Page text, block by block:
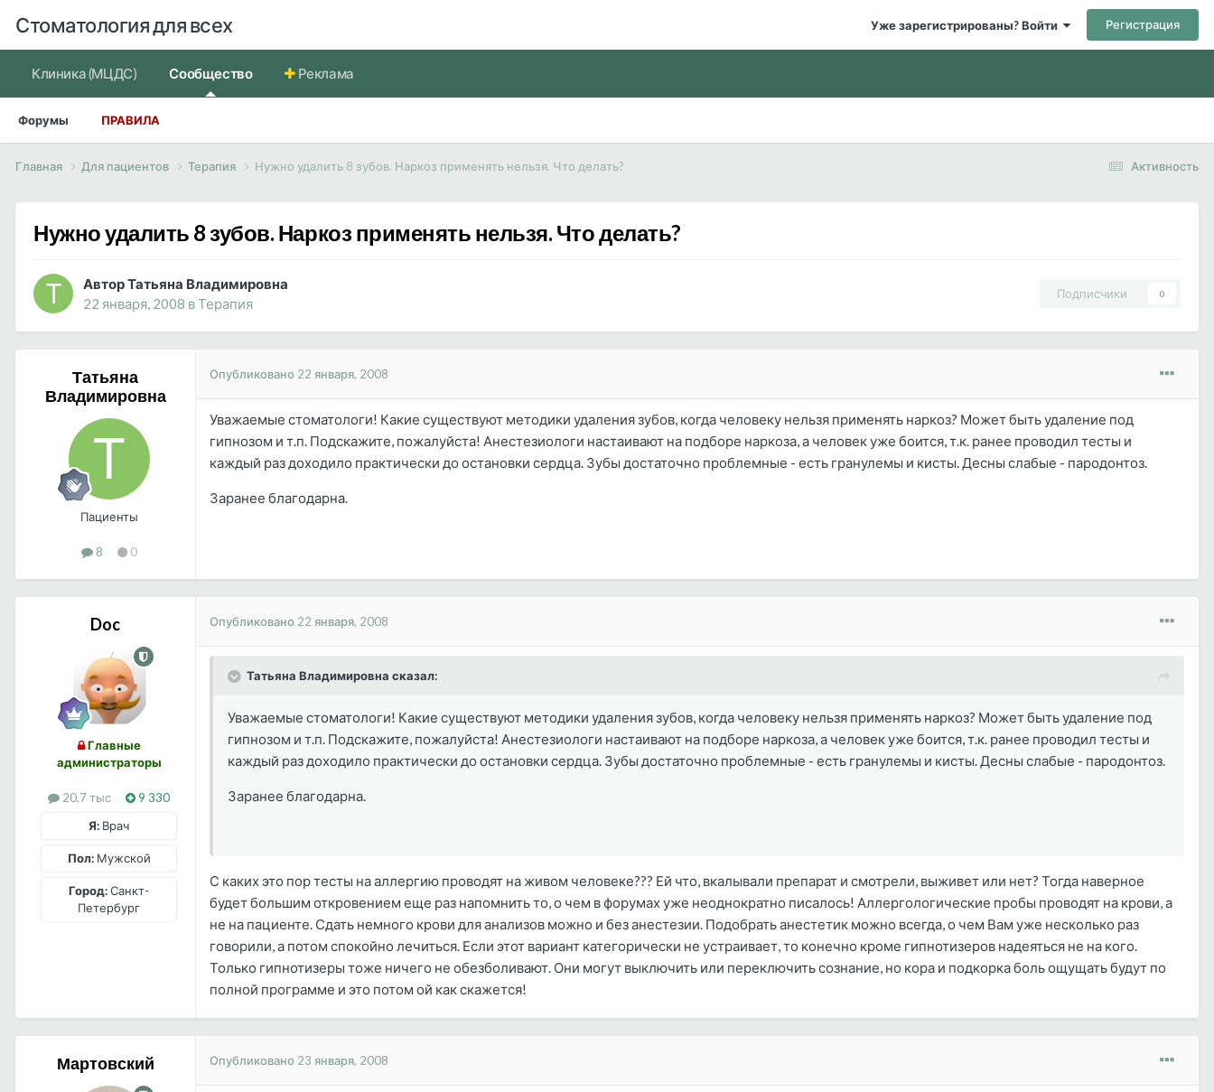
Стоматология для всех Уже зарегистрированы? Войти Регистрация
Клиника (МЦДС) Сообщество
Форумы ПРАВИЛА
Реклама
Активность
Главная Для пациентов Терапия Нужно удалить 8 зубов. Наркоз применять нельзя. Что делать?
Нужно удалить 8 зубов. Наркоз применять нельзя. Что делать?
Автор Татьяна Владимировна
22 января, 2008 вТерапия
Подписчики 0
Татьяна
Владимировна
Пациенты
8 0
Опубликовано 22 января, 2008
Уважаемые стоматологи! Какие существуют методики удаления зубов, когда человеку нельзя применять наркоз? Может быть удаление под
гипнозом и т.п. Подскажите, пожалуйста! Анестезиологи настаивают на подборе наркоза, а человек уже боится, т.к. ранее проводил тесты и
каждый раз доходило практически до остановки сердца. Зубы достаточно проблемные - есть гранулемы и кисты. Десны слабые - пародонтоз.
Заранее благодарна.
Doc
Главные
администраторы
20,7 тыс
9 330
Я: Врач
Пол:Мужской
Город:Санкт-
Петербург
Опубликовано 22 января, 2008
Татьяна Владимировна сказал:
Уважаемые стоматологи! Какие существуют методики удаления зубов, когда человеку нельзя применять наркоз? Может быть удаление под
гипнозом и т.п. Подскажите, пожалуйста! Анестезиологи настаивают на подборе наркоза, а человек уже боится, т.к. ранее проводил тесты и
каждый раз доходило практически до остановки сердца. Зубы достаточно проблемные - есть гранулемы и кисты. Десны слабые - пародонтоз.
Заранее благодарна.
С каких это пор тесты на аллергию проводят на живом человеке??? Ей что, вкалывали препарат и смотрели, выживет или нет? Тогда наверное
будет большим откровением еще раз напомнить то, о чем в форумах уже неоднократно писалось! Аллергологические пробы проводят на крови, а
не на пациенте. Сдать немного крови для анализов можно и без анестезии. Подобрать анестетик можно всегда, о чем Вам уже несколько раз
говорили, а потом спокойно лечиться. Если этот вариант категорически не устраивает, то конечно кроме гипнотизеров надеяться не на кого.
Только гипнотизеры тоже ничего не обезболивают. Они могут выключить или переключить сознание, но кора и подкорка боль ощущать будут по
полной программе и это потом ой как скажется!
Мартовский Опубликовано 23 января, 2008